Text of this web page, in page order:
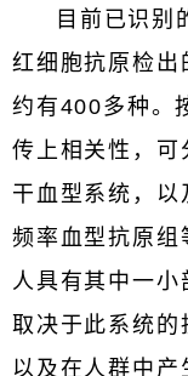
目前已识别
红细胞抗原检出
约有400多种。
传上相关性，可
干血型系统，以
频率血型抗原组
人具有其中一小
取决于此系统的
以及在人群中产